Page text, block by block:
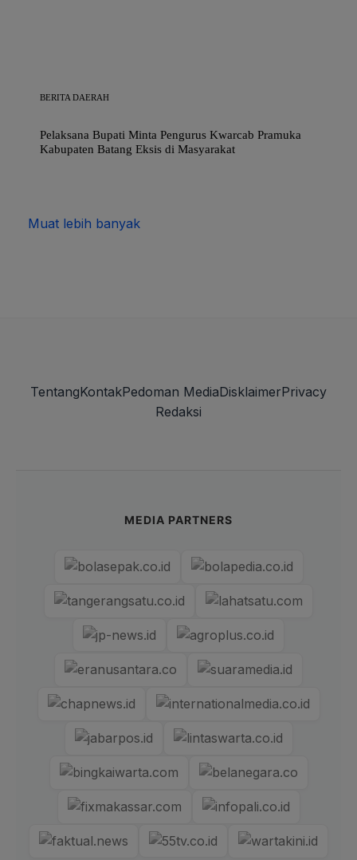
BERITA DAERAH
Pelaksana Bupati Minta Pengurus Kwarcab Pramuka
Kabupaten Batang Eksis di Masyarakat
Muat lebih banyak
TentangKontakPedoman MediaDisklaimerPrivacy
Redaksi
MEDIA PARTNERS